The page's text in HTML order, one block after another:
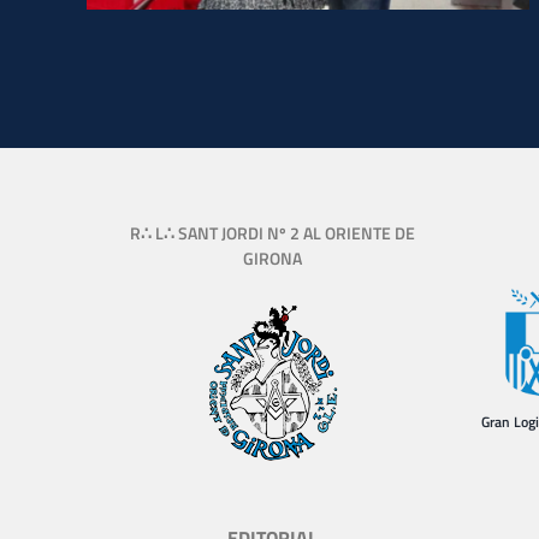
R∴ L∴ SANT JORDI Nº 2 AL ORIENTE DE
GIRONA
Gran